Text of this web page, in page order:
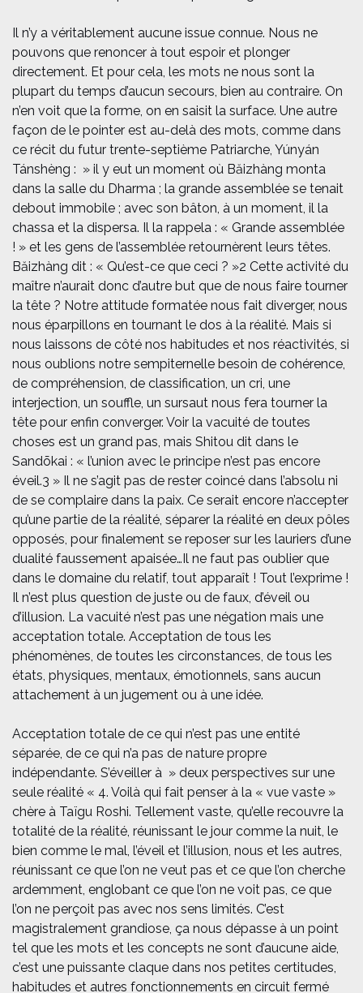
Il n’y a véritablement aucune issue connue. Nous ne
pouvons que renoncer à tout espoir et plonger
directement. Et pour cela, les mots ne nous sont la
plupart du temps d’aucun secours, bien au contraire. On
n’en voit que la forme, on en saisit la surface. Une autre
façon de le pointer est au-delà des mots, comme dans
ce récit du futur trente-septième Patriarche, Yúnyán
Tánshèng : » il y eut un moment où Băizhàng monta
dans la salle du Dharma ; la grande assemblée se tenait
debout immobile ; avec son bâton, à un moment, il la
chassa et la dispersa. Il la rappela : « Grande assemblée
! » et les gens de l’assemblée retournèrent leurs têtes.
Băizhàng dit : « Qu’est-ce que ceci ? »2 Cette activité du
maître n’aurait donc d’autre but que de nous faire tourner
la tête ? Notre attitude formatée nous fait diverger, nous
nous éparpillons en tournant le dos à la réalité. Mais si
nous laissons de côté nos habitudes et nos réactivités, si
nous oublions notre sempiternelle besoin de cohérence,
de compréhension, de classification, un cri, une
interjection, un souffle, un sursaut nous fera tourner la
tête pour enfin converger. Voir la vacuité de toutes
choses est un grand pas, mais Shitou dit dans le
Sandōkai : « l’union avec le principe n’est pas encore
éveil.3 » Il ne s’agit pas de rester coincé dans l’absolu ni
de se complaire dans la paix. Ce serait encore n’accepter
qu’une partie de la réalité, séparer la réalité en deux pôles
opposés, pour finalement se reposer sur les lauriers d’une
dualité faussement apaisée… Il ne faut pas oublier que
dans le domaine du relatif, tout apparaît ! Tout l’exprime !
Il n’est plus question de juste ou de faux, d’éveil ou
d’illusion. La vacuité n’est pas une négation mais une
acceptation totale. Acceptation de tous les
phénomènes, de toutes les circonstances, de tous les
états, physiques, mentaux, émotionnels, sans aucun
attachement à un jugement ou à une idée.
Acceptation totale de ce qui n’est pas une entité
séparée, de ce qui n’a pas de nature propre
indépendante. S’éveiller à » deux perspectives sur une
seule réalité « 4. Voilà qui fait penser à la « vue vaste »
chère à Taïgu Roshi. Tellement vaste, qu’elle recouvre la
totalité de la réalité, réunissant le jour comme la nuit, le
bien comme le mal, l’éveil et l’illusion, nous et les autres,
réunissant ce que l’on ne veut pas et ce que l’on cherche
ardemment, englobant ce que l’on ne voit pas, ce que
l’on ne perçoit pas avec nos sens limités. C’est
magistralement grandiose, ça nous dépasse à un point
tel que les mots et les concepts ne sont d’aucune aide,
c’est une puissante claque dans nos petites certitudes,
habitudes et autres fonctionnements en circuit fermé